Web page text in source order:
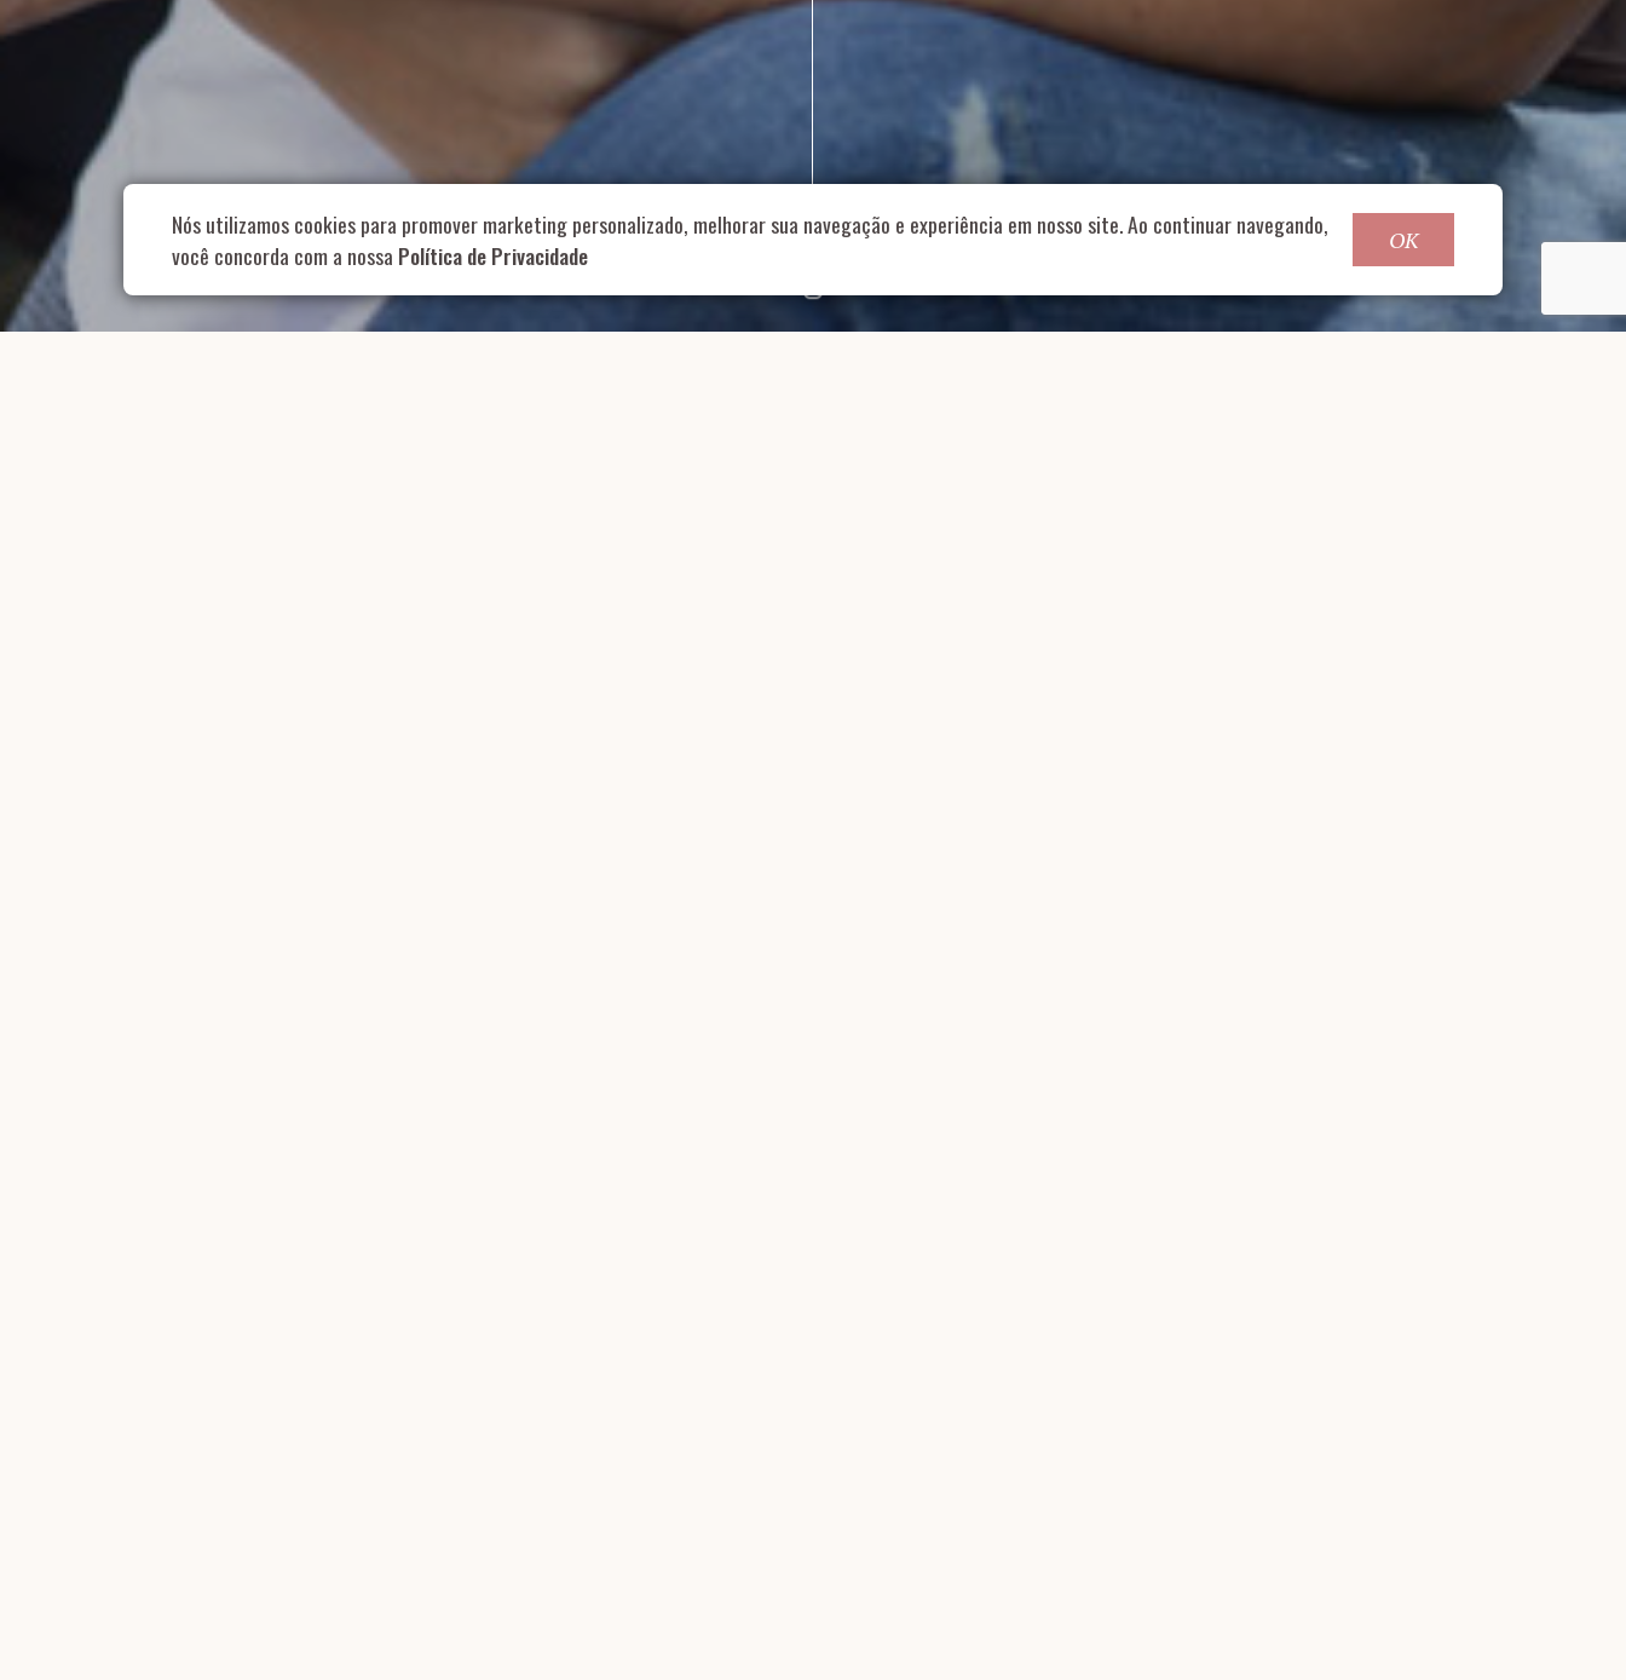
Rua Aurélia, 1714 – Vila Romana, São Paulo – SP 55 11 99178-5848 contato@nucleofood.com
Role para continar
Nós utilizamos cookies para promover marketing personalizado, melhorar sua navegação e experiência em nosso site. Ao continuar navegando,
você concorda com a nossa Política de Privacidade OK